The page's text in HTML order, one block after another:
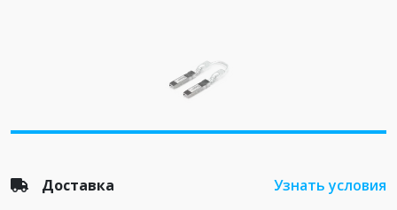
Доставка Узнать условия